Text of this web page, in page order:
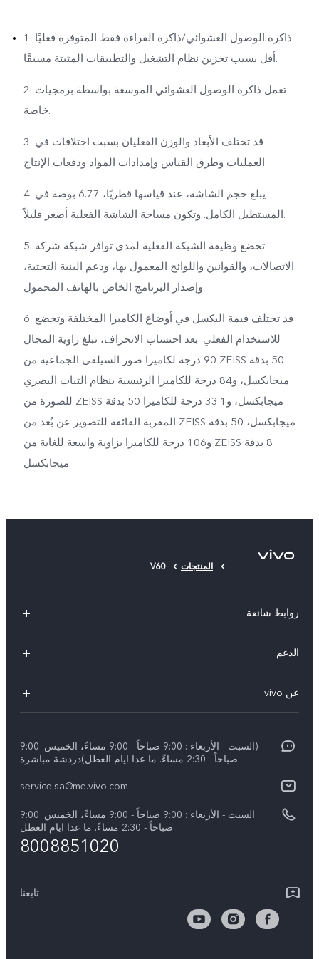
1. ذاكرة الوصول العشوائي/ذاكرة القراءة فقط المتوفرة فعليًا
أقل بسبب تخزين نظام التشغيل والتطبيقات المثبتة مسبقًا.
2. تعمل ذاكرة الوصول العشوائي الموسعة بواسطة برمجيات
خاصة.
3. قد تختلف الأبعاد والوزن الفعليان بسبب اختلافات في
العمليات وطرق القياس وإمدادات المواد ودفعات الإنتاج.
4. يبلغ حجم الشاشة، عند قياسها قطريًا، 6.77 بوصة في
المستطيل الكامل. وتكون مساحة الشاشة الفعلية أصغر قليلاً.
5. تخضع وظيفة الشبكة الفعلية لمدى توافر شبكة شركة
الاتصالات، والقوانين واللوائح المعمول بها، ودعم البنية التحتية،
وإصدار البرنامج الخاص بالهاتف المحمول.
6. قد تختلف قيمة البكسل في أوضاع الكاميرا المختلفة وتخضع
للاستخدام الفعلي. بعد احتساب الانحراف، تبلغ زاوية المجال
90 درجة لكاميرا صور السيلفي الجماعية من ZEISS بدقة ‎50
ميجابكسل، و84 درجة للكاميرا الرئيسية بنظام الثبات البصري
للصورة من ZEISS بدقة ‎50 ميجابكسل، و33.1 درجة للكاميرا
المقربة الفائقة للتصوير عن بُعد من ZEISS بدقة ‎50 ميجابكسل،
و106 درجة للكاميرا بزاوية واسعة للغاية من ZEISS بدقة ‎8
ميجابكسل.
المنتجات V60
روابط شائعة
X200 FE (New)
Y39 5G
V40 5G
V40 Lite 5G
الدعم
مراكز الصيانة
Funtouch OS
بيان الخصوصية بشأن خدمة العملاء
تنزيل جداول LUT لاستعادة السجل
عن vivo
الأخبار
الإشعارات القانونية
نبذة عنا
الأخبار
(السبت - الأربعاء : 9:00 صباحاً - 9:00 مساءً، الخميس: 9:00
صباحاً - 2:30 مساءً. ما عدا ايام العطل)دردشة مباشرة
service.sa@me.vivo.com
السبت - الأربعاء : 9:00 صباحاً - 9:00 مساءً، الخميس: 9:00
صباحاً - 2:30 مساءً. ما عدا ايام العطل
8008851020
تابعنا